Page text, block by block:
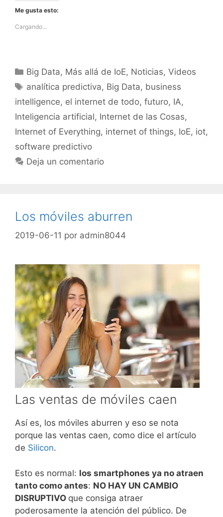
Me gusta esto:
Cargando...
Categorías
Big Data, Más allá de IoE, Noticias,Videos
Etiquetas
analítica predictiva, Big Data, business
intelligence, el internet de todo, futuro, IA,
Inteligencia artificial, Internet de las Cosas,
Internet of Everything, internet of things, IoE, iot,
software predictivo
Deja un comentario
Los móviles aburren
2019-06-11 por admin8044
Las ventas de móviles caen
Así es, los móviles aburren y eso se nota
porque las ventas caen, como dice el artículo
de Silicon.
Esto es normal: los smartphones ya no atraen
tanto como antes: NO HAY UN CAMBIO
DISRUPTIVO que consiga atraer
poderosamente la atención del público. De